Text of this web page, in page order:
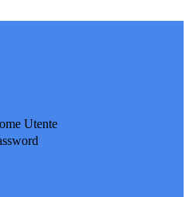
Utente